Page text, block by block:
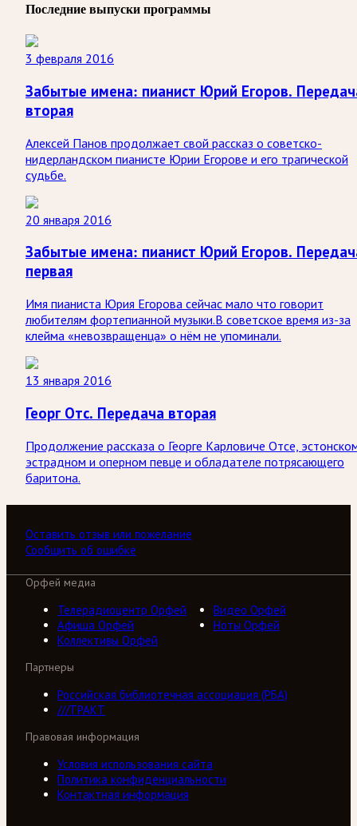
Последние выпуски программы
3 февраля 2016
Забытые имена: пианист Юрий Егоров.
вторая
Алексей Панов продолжает свой рассказ о советско-
нидерландском пианисте Юрии Егорове и его трагической
судьбе.
20 января 2016
Забытые имена: пианист Юрий Егоров.
первая
Имя пианиста Юрия Егорова сейчас мало что говорит
любителям фортепианной музыки.В советское время из-за
клейма «невозвращенца» о нём не упоминали.
13 января 2016
Георг Отс. Передача вторая
Продолжение рассказа о Георге Карловиче Отсе,
эстрадном и оперном певце и обладателе потрясающего
баритона.
Оставить отзыв или пожелание
Сообщить об ошибке
Орфей медиа
Телерадиоцентр Орфей
Видео Орфей
Афиша Орфей
Ноты Орфей
Коллективы Орфей
Партнеры
Российская библиотечная ассоциация (РБА)
///ТРАКТ
Правовая информация
Условия использования сайта
Политика конфиденциальности
Контактная информация